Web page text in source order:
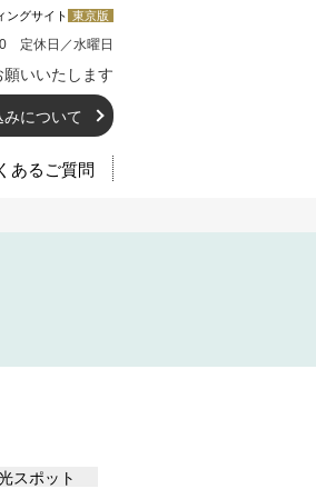
ングサイト 東京版
定休日／水曜日
いいたします
について
あるご質問
スポット